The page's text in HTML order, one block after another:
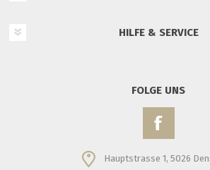
HILFE & SERVICE
FOLGE UNS
Hauptstrasse 1, 5026